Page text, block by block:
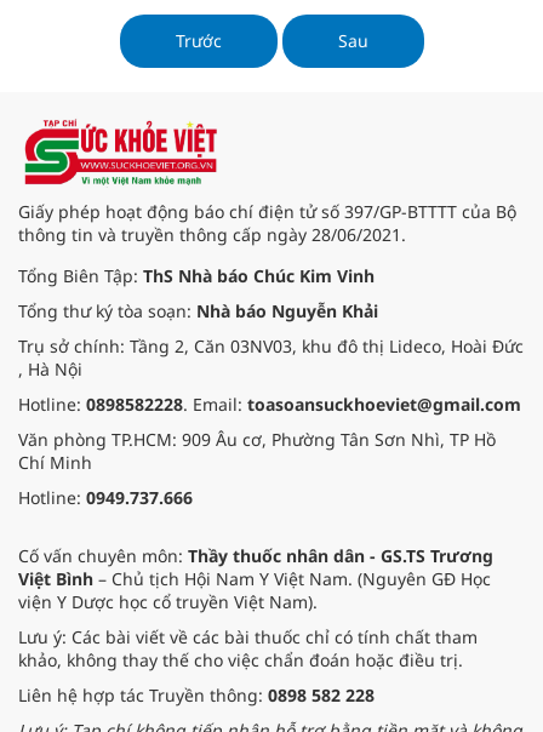
hoàng đằng đã được dùng phổ
biến trong các bài thuốc chữa tiêu
chảy, kiết lỵ, viêm ruột và một số
Trước Sau
Giấy phép hoạt động báo chí điện tử số 397/GP-BTTTT của Bộ
thông tin và truyền thông cấp ngày 28/06/2021.
Tổng Biên Tập: ThS Nhà báo Chúc Kim Vinh
Tổng thư ký tòa soạn: Nhà báo Nguyễn Khải
Trụ sở chính: Tầng 2, Căn 03NV03, khu đô thị Lideco, Hoài Đức
, Hà Nội
Hotline: 0898582228. Email: toasoansuckhoeviet@gmail.com
Văn phòng TP.HCM: 909 Âu cơ, Phường Tân Sơn Nhì, TP Hồ
Chí Minh
Hotline: 0949.737.666
Cố vấn chuyên môn: Thầy thuốc nhân dân - GS.TS Trương
Việt Bình – Chủ tịch Hội Nam Y Việt Nam. (Nguyên GĐ Học
viện Y Dược học cổ truyền Việt Nam).
Lưu ý: Các bài viết về các bài thuốc chỉ có tính chất tham
khảo, không thay thế cho việc chẩn đoán hoặc điều trị.
Liên hệ hợp tác Truyền thông: 0898 582 228